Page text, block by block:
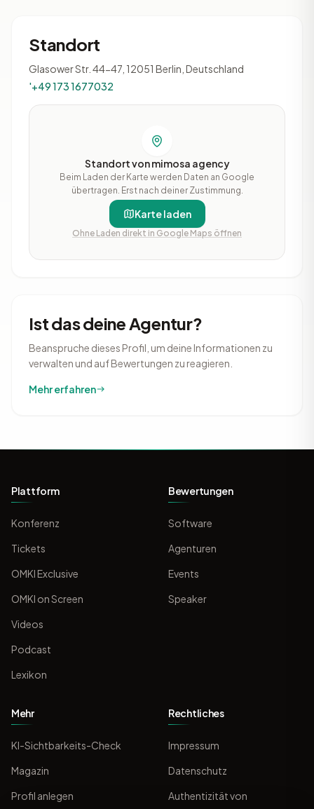
Standort
Glasower Str. 44-47, 12051 Berlin, Deutschland
'+49 173 1677032
Standort von mimosa agency
Beim Laden der Karte werden Daten an Google
übertragen. Erst nach deiner Zustimmung.
Karte laden
Ohne Laden direkt in Google Maps öffnen
Ist das deine Agentur?
Beanspruche dieses Profil, um deine Informationen zu
verwalten und auf Bewertungen zu reagieren.
Mehr erfahren
Plattform
Konferenz
Tickets
OMKI Exclusive
OMKI on Screen
Videos
Podcast
Lexikon
Bewertungen
Software
Agenturen
Events
Speaker
Mehr
KI-Sichtbarkeits-Check
Magazin
Profil anlegen
Rechtliches
Impressum
Datenschutz
Authentizität von